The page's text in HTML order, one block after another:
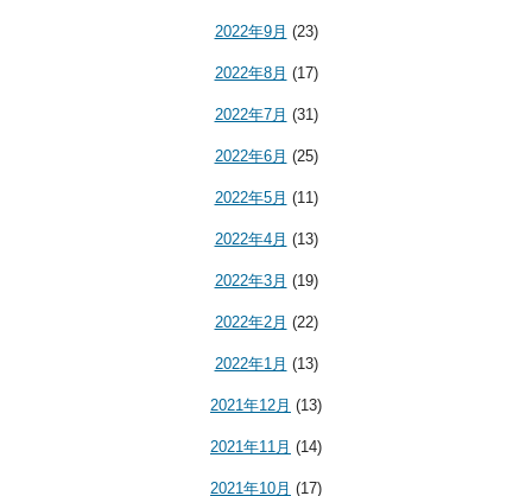
2022年9月 (23)
2022年8月 (17)
2022年7月 (31)
2022年6月 (25)
2022年5月 (11)
2022年4月 (13)
2022年3月 (19)
2022年2月 (22)
2022年1月 (13)
2021年12月 (13)
2021年11月 (14)
2021年10月 (17)